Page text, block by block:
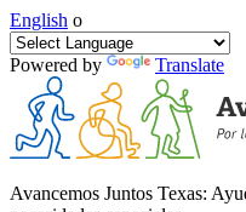
English o
Powered by Translate
Avancemos Juntos Texas: